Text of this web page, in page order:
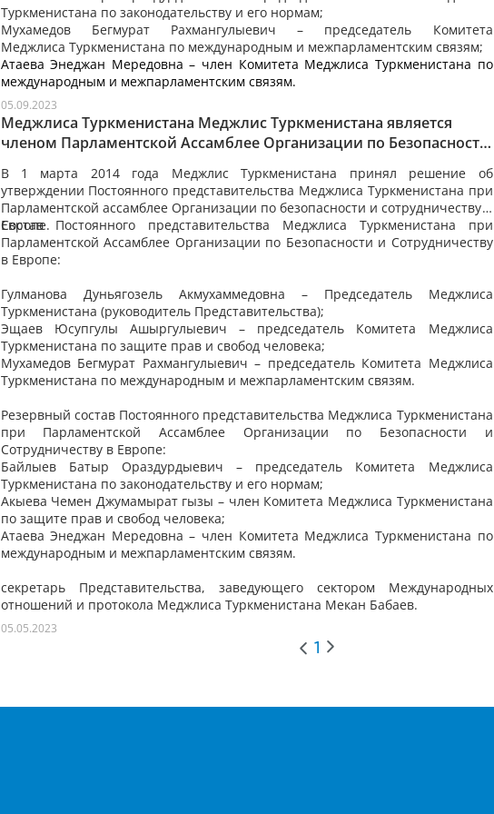
Туркменистана по законодательству и его нормам;
МухамедовБегмурат Рахмангулыевич – председатель Комитета
Меджлиса Туркменистана по международным и межпарламентским связям;
Атаева Энеджан Мередовна – член Комитета Меджлиса Туркменистана по
международным и межпарламентским связям.
05.09.2023
Меджлиса Туркменистана Меджлис Туркменистана является
членом Парламентской Ассамблее Организации по Безопасности
В 1 марта 2014 года Меджлис Туркменистана принял решение об
утверждении Постоянного представительства Меджлиса Туркменистана при
Парламентской ассамблее Организации по безопасности и сотрудничеству в
Европе.
Состав Постоянного представительства Меджлиса Туркменистана при
Парламентской Ассамблее Организации по Безопасности и Сотрудничеству
в Европе:
Гулманова Дуньягозель Акмухаммедовна – Председатель Меджлиса
Туркменистана (руководитель Представительства);
ЭщаевЮсупгулы Ашыргулыевич
– председатель Комитета Меджлиса
Туркменистана по защите прав и свобод человека;
МухамедовБегмурат Рахмангулыевич – председатель Комитета Меджлиса
Туркменистана по международным и межпарламентским связям.
Резервный состав Постоянного представительства Меджлиса Туркменистана
при Парламентской Ассамблее Организации по Безопасности и
Сотрудничеству в Европе:
БайлыевБатыр Ораздурдыевич
– председатель Комитета Меджлиса
Туркменистана по законодательству и его нормам;
Акыева Чемен Джумамырат гызы – член Комитета Меджлиса Туркменистана
по защите прав и свобод человека;
Атаева Энеджан Мередовна – член Комитета Меджлиса Туркменистана по
международным и межпарламентским связям.
секретарь Представительства, заведующего сектором Международных
отношений и протокола Меджлиса Туркменистана Мекан Бабаев.
05.05.2023
1